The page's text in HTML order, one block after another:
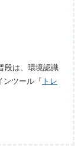
段は、環境認識
ンツール『 トレ